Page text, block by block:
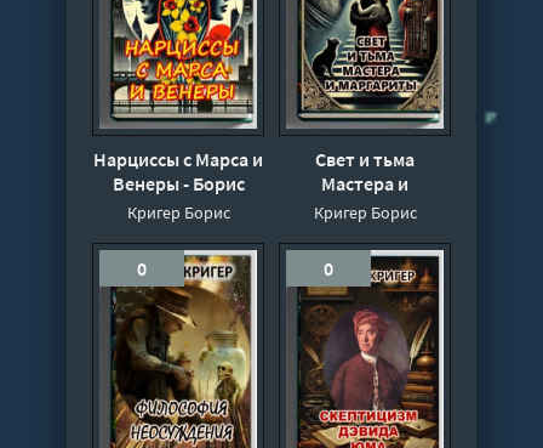
Нарциссы с Марса и
Венеры - Борис
Кригер
Кригер Борис
Свет и тьма
Мастера и
Маргариты - Борис
Кригер Борис
0 0